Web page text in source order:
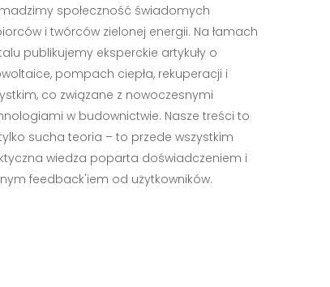
społeczność świadomych
i twórców zielonej energii. Na łamach
publikujemy eksperckie artykuły o
pompach ciepła, rekuperacji i
co związane z nowoczesnymi
w budownictwie. Nasze treści to
sucha teoria – to przede wszystkim
wiedza poparta doświadczeniem i
feedback'iem od użytkowników.